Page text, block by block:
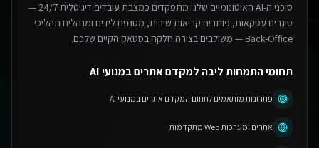
סוכני ה-AI האוטונומיים שלנו מתפקדים כמצבת עובדים דיגיטלית 24/7 —
סוגרים עסקאות, פותרים קריאות שירות, מסננים לידים ומנהלים תהליכי
Back-Office — משולבים בצורה חלקה בסטאק הקיים שלכם.
תחומי התמחות ליבה למקדם אתרים במנועי AI
פתרונות מותאמים לתחום המקדם אתרים במנועי AI
אתרים ומערכות Web מתקדמות